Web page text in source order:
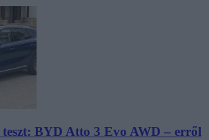
BYD Atto 3 Evo AWD – erről